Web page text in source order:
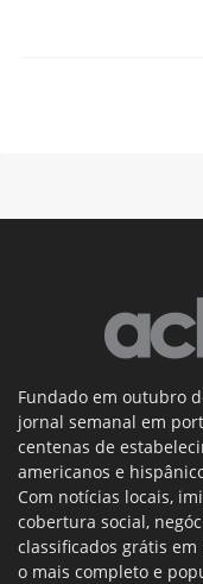
Fundado em outubro
jornal semanal em
centenas de
americanos e
Com notícias locais,
cobertura social,
classificados grátis em
o mais completo e